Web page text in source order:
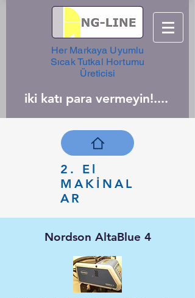
Her Markaya Uyumlu
Sıcak Tutkal Hortumu
Üreticisi
iki katı para vermeyin!....
2. El
MAKİNAL
AR
Nordson AltaBlue 4